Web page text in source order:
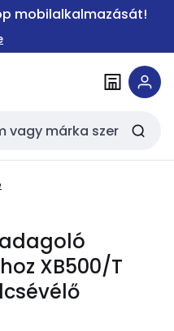
mobilalkalmazását!
XB500/T